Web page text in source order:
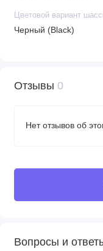
предварительного
изменения в
Цветовой вариант
Черный (Black)
Отзывы 0
Нет отзывов об
Вопросы и